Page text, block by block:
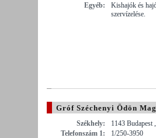
Egyéb:
Kishajók és
szervízelése.
Gróf Széchenyi Ödön
Székhely:
1143 Budapest
Telefonszám 1:
1/250-3950